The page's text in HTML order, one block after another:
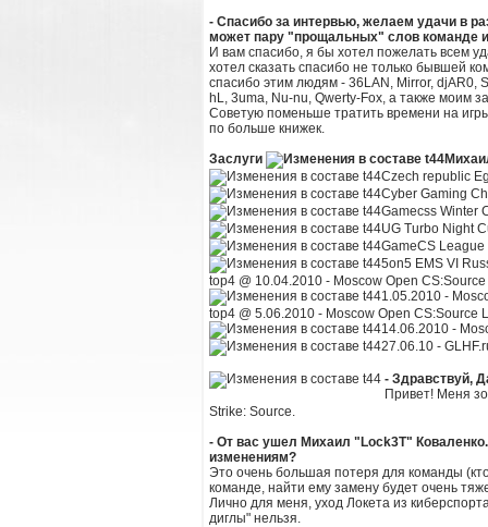
- Спасибо за интервью, желаем удачи в
может пару "прощальных" слов команде
И вам спасибо, я бы хотел пожелать всем
хотел сказать спасибо не только бывшей
спасибо этим людям - 36LAN, Mirror, djAR0,
hL, 3uma, Nu-nu, Qwerty-Fox, а также моим
Советую поменьше тратить времени на
по больше книжек.
Заслуги
Czech republic
Cyber Gaming
Gamecss Winter
UG Turbo Night
GameCS League
5on5 EMS VI
top4 @ 10.04.2010 - Moscow Open
1.05.2010 -
top4 @ 5.06.2010 - Moscow Open CS:Source
14.06.2010 -
27.06.10 -
- Здравствуй,
Привет! Меня
Strike: Source.
- От вас ушел Михаил "Lock3T"
изменениям?
Это очень большая потеря для команды
команде, найти ему замену будет очень
Лично для меня, уход Локета из
диглы" нельзя.